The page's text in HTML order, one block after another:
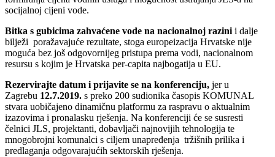
socijalnoj cijeni vode.
Bitka s gubicima zahvaćene vode na nacionalnoj razini i dalje
bilježi poražavajuće rezultate, stoga europeizacija Hrvatske nije
moguća bez još odgovornijeg pristupa prema vodi, nacionalnom
resursu s kojim je Hrvatska per-capita najbogatija u EU.
Rezervirajte datum i prijavite se na konferenciju, jer u
Zagrebu 12.7.2019. s preko 200 sudionika časopis KOMUNAL
stvara uobičajeno dinamičnu platformu za raspravu o aktualnim
izazovima i pronalasku rješenja. Na konferenciji će se susresti
čelnici JLS, projektanti, dobavljači najnovijih tehnologija te
mnogobrojni komunalci s ciljem unapređenja tržišnih prilika i
predlaganja odgovarajućih sektorskih rješenja.